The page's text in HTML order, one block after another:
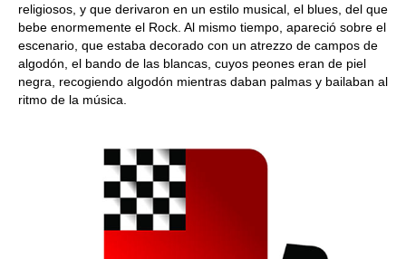
religiosos, y que derivaron en un estilo musical, el blues, del que
bebe enormemente el Rock. Al mismo tiempo, apareció sobre el
escenario, que estaba decorado con un atrezzo de campos de
algodón, el bando de las blancas, cuyos peones eran de piel
negra, recogiendo algodón mientras daban palmas y bailaban al
ritmo de la música.